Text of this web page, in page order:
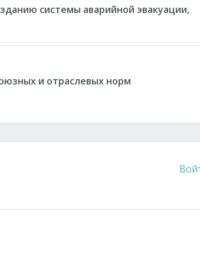
системы аварийной эвакуации,
и отраслевых норм